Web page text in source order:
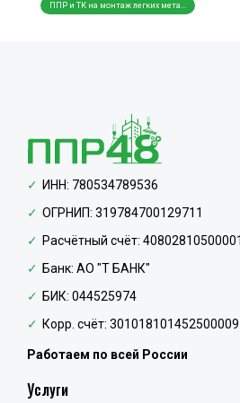
ППР и ТК на монтаж легких мета...
ППР и ТК на монтаж трубопровод...
ИНН: 780534789536
ОГРНИП: 319784700129711
Расчётный счёт:
Банк: АО "Т БАНК"
БИК: 044525974
Корр. счёт:
Работаем по всей России
Услуги